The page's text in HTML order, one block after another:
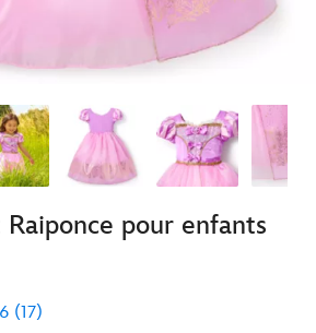
pour enfants
(17)